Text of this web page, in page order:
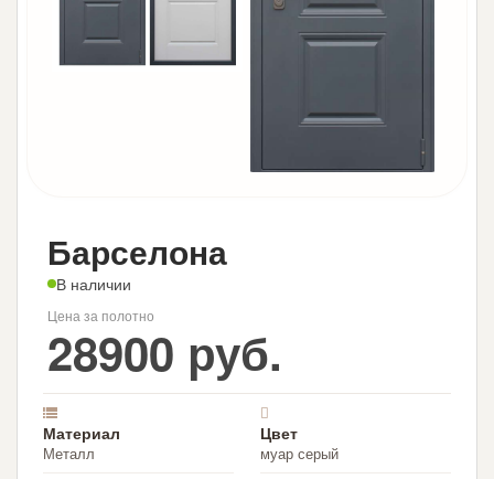
Барселона
В наличии
Цена за полотно
28900 руб.
Материал
Металл
Цвет
муар серый